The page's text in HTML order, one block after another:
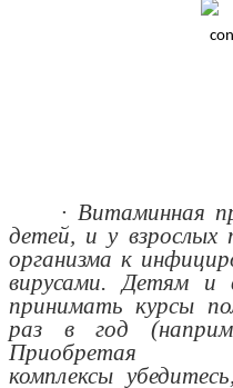
· Витаминная
детей, и у взрослых
организма к
вирусами. Детям и
принимать курсы
раз в год
Приобретая
комплексы